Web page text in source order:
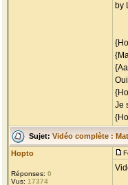
by
Je
Sujet: Vidéo complète :
Hopto
Réponses: 0
Vus: 17374